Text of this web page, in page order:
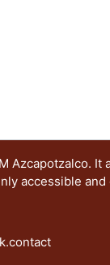
Azcapotzalco. It
accessible